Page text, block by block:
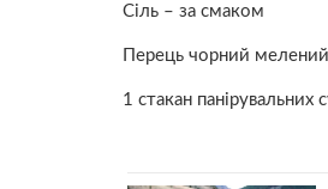
Сіль – за смаком
Перець чорний
1 стакан панірувальних